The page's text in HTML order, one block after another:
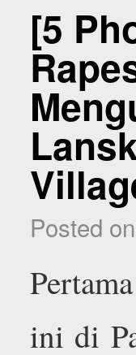
[5
Posted on
ini di